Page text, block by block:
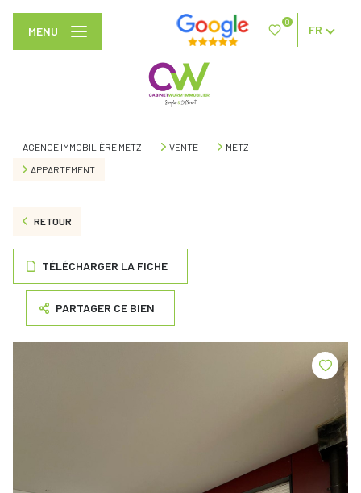
0
FR
MENU
AGENCE IMMOBILIÈRE METZ VENTE
METZ
APPARTEMENT
RETOUR
TÉLÉCHARGER LA FICHE
PARTAGER CE BIEN